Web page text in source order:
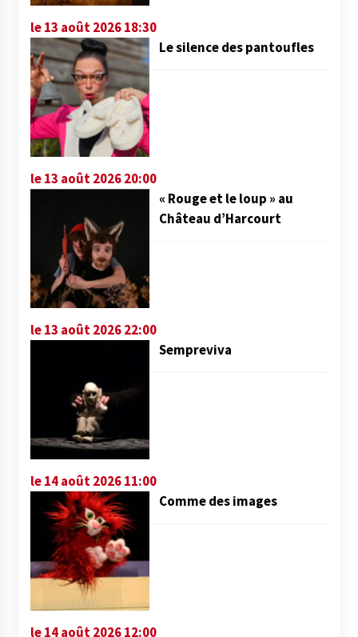
le 13 août 2026 18:30
Le silence des pantoufles
le 13 août 2026 20:00
« Rouge et le loup » au
Château d’Harcourt
le 13 août 2026 22:00
Sempreviva
le 14 août 2026 11:00
Comme des images
le 14 août 2026 12:00